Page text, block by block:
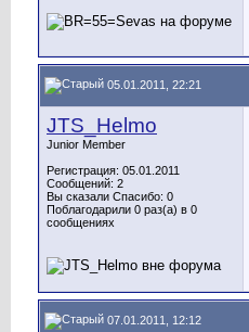
05.01.2011, 22:21
JTS_Helmo
Junior Member
Регистрация: 05.01.2011
Сообщений: 2
Вы сказали Спасибо: 0
Поблагодарили 0 раз(а) в 0
сообщениях
07.01.2011, 12:12